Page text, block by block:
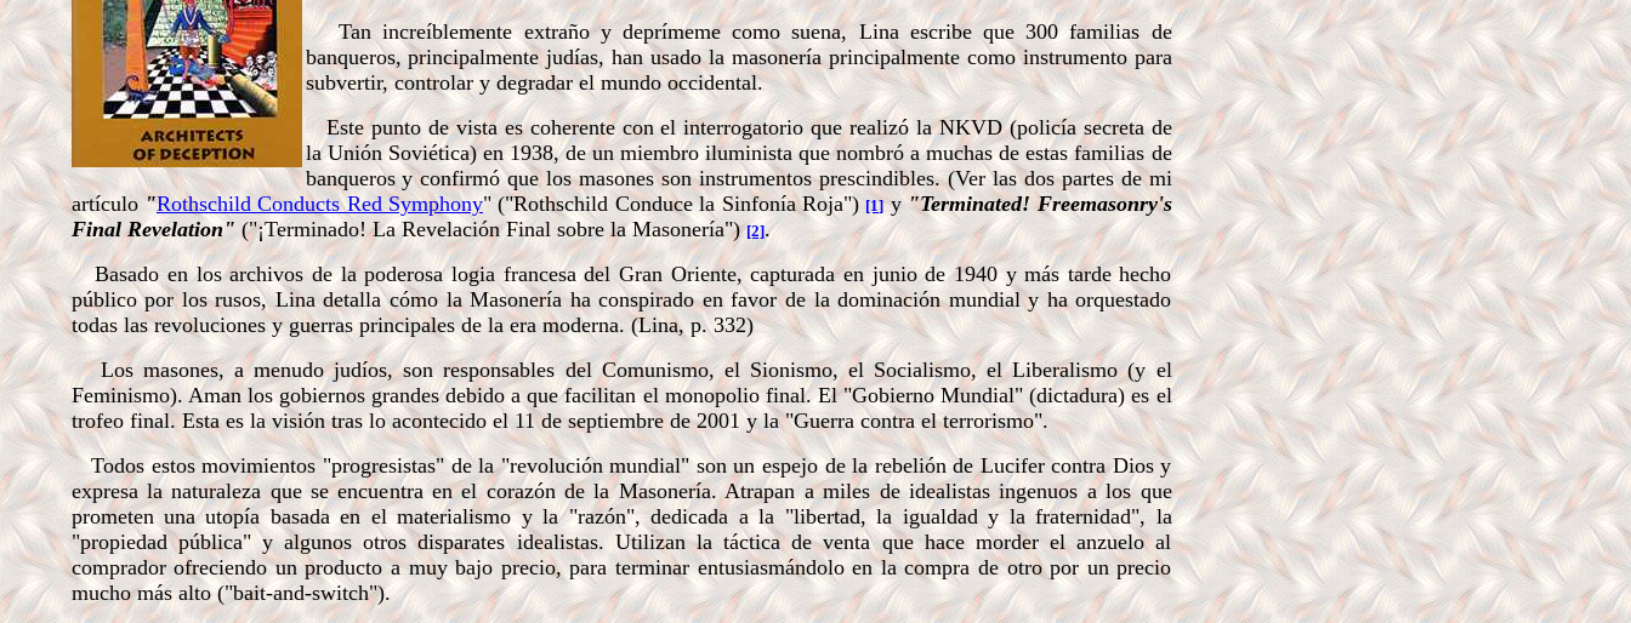
Tan increíblemente extraño y deprímeme como suena, Lina escribe que 300 familias de
banqueros, principalmente judías, han usado la masonería principalmente como instrumento para
subvertir, controlar y degradar el mundo occidental.
Este punto de vista es coherente con el interrogatorio que realizó la NKVD (policía secreta de
la Unión Soviética) en 1938, de un miembro iluminista que nombró a muchas de estas familias de
banqueros y confirmó que los masones son instrumentos prescindibles. (Ver las dos partes de mi
artículo "Rothschild Conducts Red Symphony" ("Rothschild Conduce la Sinfonía Roja") [1]y"Terminated! Freemasonry's
Final Revelation" ("¡Terminado! La Revelación Final sobre la Masonería")[2].
Basado en los archivos de la poderosa logia francesa del Gran Oriente, capturada en junio de 1940 y más tarde hecho
público por los rusos, Lina detalla cómo la Masonería ha conspirado en favor de la dominación mundial y ha orquestado
todas las revoluciones y guerras principales de la era moderna. (Lina, p. 332)
Los masones, a menudo judíos, son responsables del Comunismo, el Sionismo, el Socialismo, el Liberalismo (y el
Feminismo). Aman los gobiernos grandes debido a que facilitan el monopolio final. El "Gobierno Mundial" (dictadura) es el
trofeo final. Esta es la visión tras lo acontecido el 11 de septiembre de 2001 y la "Guerra contra el terrorismo".
Todos estos movimientos "progresistas" de la "revolución mundial" son un espejo de la rebelión de Lucifer contra Dios y
expresa la naturaleza que se encuentra en el corazón de la Masonería. Atrapan a miles de idealistas ingenuos a los que
prometen una utopía basada en el materialismo y la "razón", dedicada a la "libertad, la igualdad y la fraternidad", la
"propiedad pública" y algunos otros disparates idealistas. Utilizan la táctica de venta que hace morder el anzuelo al
comprador ofreciendo un producto a muy bajo precio, para terminar entusiasmándolo en la compra de otro por un precio
mucho más alto ("bait-and-switch").